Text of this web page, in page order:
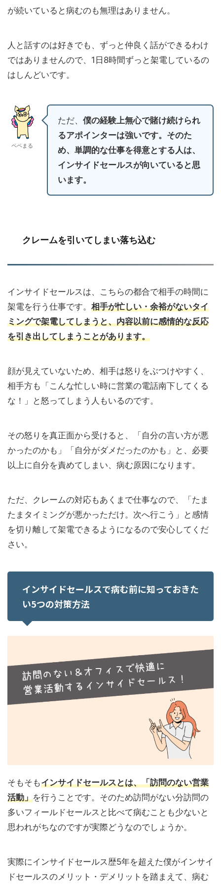
が続いていると病むのも無理はありません。
人と話すのは好きでも、ずっと仲良く話ができるわけ
ではありませんので、1日8時間ずっと架電しているの
はしんどいです。
ペペまる
ただ、 僕の経験上無心で賭け続けられ
るアポインターは強いです。そのた
め、単調的な仕事を得意とする人は、
インサイドセールスが向いていると思
います。
クレームを引いてしまい落ち込む
インサイドセールスは、こちらの都合で相手の時間に
架電を行う仕事です。 相手が忙しい・余裕がないタイ
ミングで架電してしまうと、内容以前に感情的な反応
を引き出してしまうことがあります。
顔が見えていないため、相手は怒りをぶつけやすく、
相手方も「こんな忙しい時に営業の電話南下してくる
な！」と怒ってしまう人もいるのです。
その怒りを真正面から受けると、「自分の言い方が悪
かったのかも」「自分がダメだったのかも」と、必要
以上に自分を責めてしまい、病む原因になります。
ただ、クレームの対応もあくまで仕事なので、「たま
たまタイミングが悪かっただけ。次へ行こう」と感情
を切り離して架電できるようになるので安心してくだ
さい。
インサイドセールスで病む前に知っておきた
い5つの対策方法
そもそもインサイドセールスとは、「訪問のない営業
活動」を行うことです。そのため訪問がない分訪問の
多いフィールドセールスと比べて病むことも少ないと
思われがちなのですが実際どうなのでしょうか。
実際にインサイドセールス歴5年を超えた僕がインサイ
ドセールスのメリット・デメリットを踏まえて、病む